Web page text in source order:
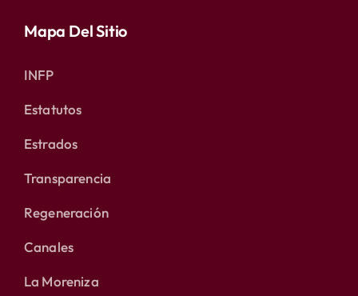
Mapa Del Sitio
INFP
Estatutos
Estrados
Transparencia
Regeneración
Canales
La Moreniza